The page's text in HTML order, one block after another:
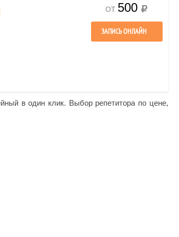
ОТ 500
ЗАПИСЬ ОНЛАЙН
в один клик. Выбор репетитора по цене,